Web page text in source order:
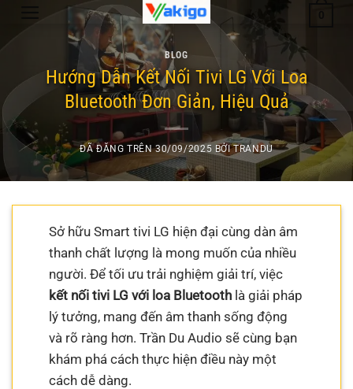
BLOG
Hướng Dẫn Kết Nối Tivi LG Với Loa
Bluetooth Đơn Giản, Hiệu Quả
ĐÃ ĐĂNG TRÊN30/09/2025 BỞITRANDU
Sở hữu Smart tivi LG hiện đại cùng dàn âm
thanh chất lượng là mong muốn của nhiều
người. Để tối ưu trải nghiệm giải trí, việc
kết nối tivi LG với loa Bluetooth là giải pháp
lý tưởng, mang đến âm thanh sống động
và rõ ràng hơn. Trần Du Audio sẽ cùng bạn
khám phá cách thực hiện điều này một
cách dễ dàng.